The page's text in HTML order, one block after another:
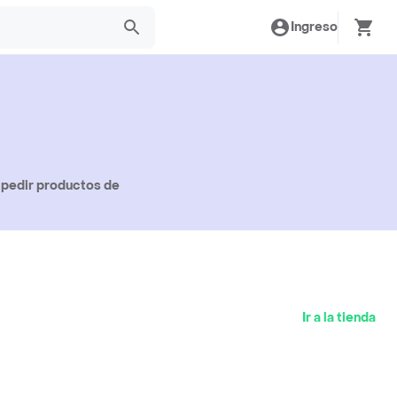
Ingreso
productos de
Ir a la tienda